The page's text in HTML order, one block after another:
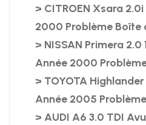
> CITROEN Xsara
2000 Problème Boîte
> NISSAN Primera
Année 2000
> TOYOTA
Année 2005
> AUDI A6 3.0 TDI